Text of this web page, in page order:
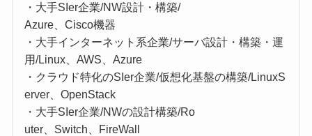
・大手SIer企業/NW設計・構築/
Azure、Cisco機器
・大手インターネット系企業/サーバ設計・構築・運
用/Linux、AWS、Azure
・クラウド特化のSIer企業/仮想化基盤の構築/LinuxS
erver、OpenStack
・大手SIer企業/NWの設計構築/Ro
uter、Switch、FireWall